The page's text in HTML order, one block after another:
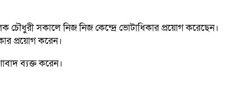
চৌধুরী সকালে নিজ নিজ কেন্দ্রে ভোটাধিকার প্রয়োগ করেছেন।
প্রয়োগ করেন।
ব্যক্ত করেন।